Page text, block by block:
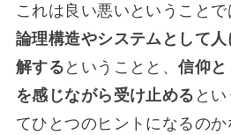
これは良い悪いということ
論理構造やシステムとして
解する ということと、信仰と
を感じながら受け止める と
てひとつのヒントになるのか